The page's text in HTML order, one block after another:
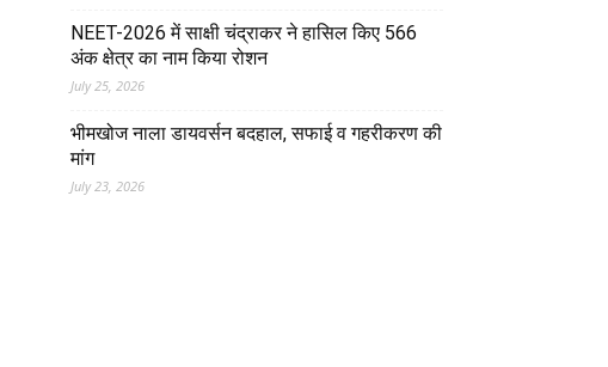
NEET-2026 में साक्षी चंद्राकर ने हासिल किए 566
अंक क्षेत्र का नाम किया रोशन
July 25, 2026
भीमखोज नाला डायवर्सन बदहाल, सफाई व गहरीकरण की
मांग
July 23, 2026